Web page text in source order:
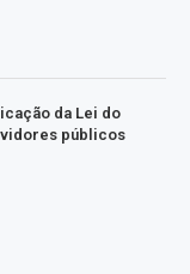
da Lei do
públicos